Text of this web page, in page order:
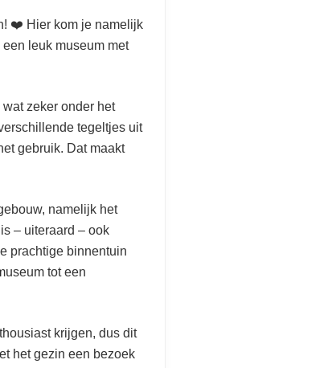
❤️ Hier kom je namelijk
leuk museum met
zeker onder het
tegeltjes uit
gebruik. Dat maakt
namelijk het
– uiteraard – ook
prachtige binnentuin
tot een
krijgen, dus dit
het gezin een bezoek